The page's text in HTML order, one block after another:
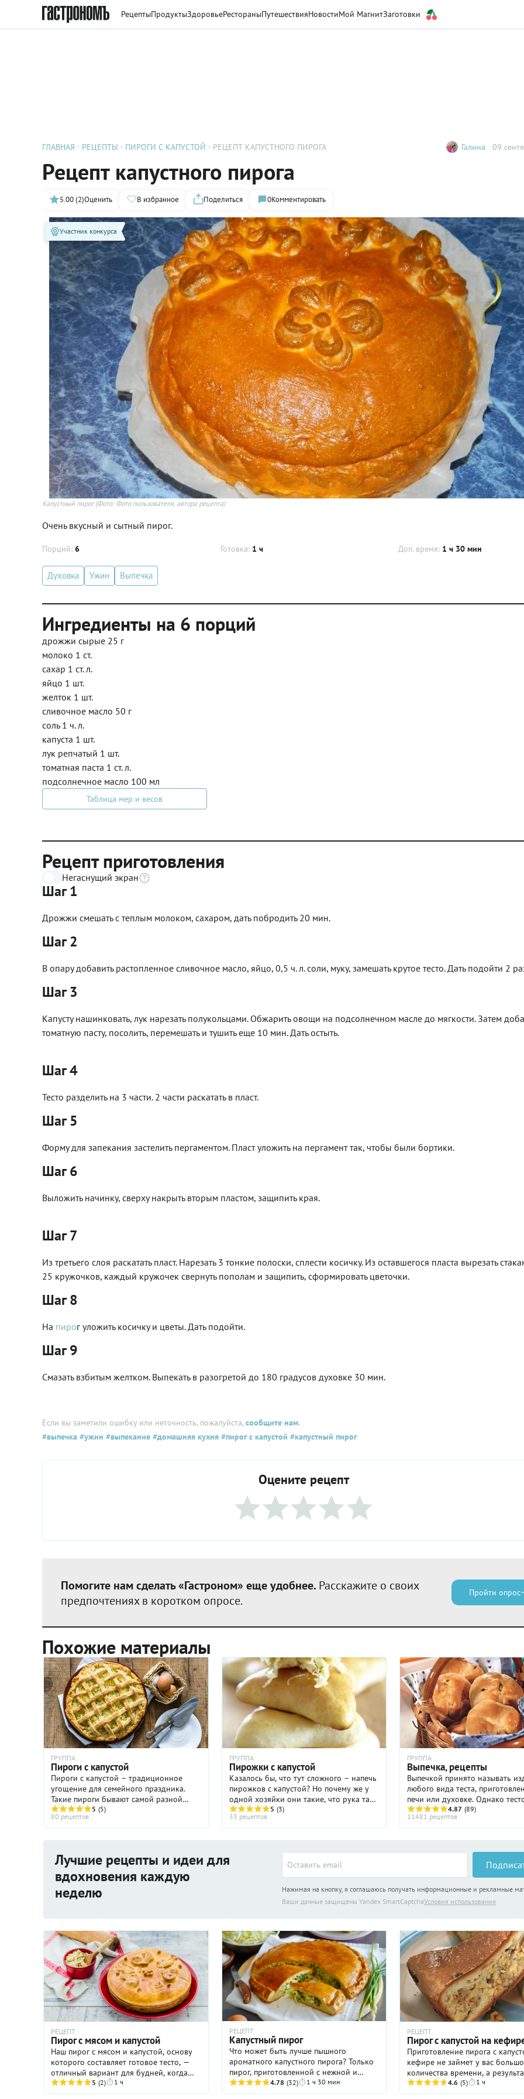
РецептыПродуктыЗдоровьеРестораныПутешествияНовостиМой МагнитЗаготовки
ГЛАВНАЯ РЕЦЕПТЫ ПИРОГИ С КАПУСТОЙ РЕЦЕПТ КАПУСТНОГО ПИРОГА Галина 09
Рецепт капустного пирога
5.00 (2)Оценить В избранное Поделиться 0Комментировать
Участник конкурса
Капустный пирог(Фото: Фото пользователя, автора рецепта)
Очень вкусный и сытный пирог.
Порций: 6 Готовка: 1 ч Доп. время: 1 ч 30 мин
Духовка Ужин Выпечка
Ингредиенты на 6 порций
дрожжи сырые 25 г
молоко 1 ст.
сахар 1 ст. л.
яйцо 1 шт.
желток 1 шт.
сливочное масло 50 г
соль 1 ч. л.
капуста 1 шт.
лук репчатый 1 шт.
томатная паста 1 ст. л.
подсолнечное масло 100 мл
Таблица мер и весов
Рецепт приготовления
Негаснущий экран
Шаг 1
Дрожжи смешать с теплым молоком, сахаром, дать побродить 20 мин.
Шаг 2
В опару добавить растопленное сливочное масло, яйцо, 0,5 ч. л. соли, муку, замешать крутое тесто. Дать подойти 2
Шаг 3
Капусту нашинковать, лук нарезать полукольцами. Обжарить овощи на подсолнечном масле до мягкости. Затем
томатную пасту, посолить, перемешать и тушить еще 10 мин. Дать остыть.
Шаг 4
Тесто разделить на 3 части. 2 части раскатать в пласт.
Шаг 5
Форму для запекания застелить пергаментом. Пласт уложить на пергамент так, чтобы были бортики.
Шаг 6
Выложить начинку, сверху накрыть вторым пластом, защипить края.
Шаг 7
Из третьего слоя раскатать пласт. Нарезать 3 тонкие полоски, сплести косичку. Из оставшегося пласта вырезать
25 кружочков, каждый кружочек свернуть пополам и защипить, сформировать цветочки.
Шаг 8
На пирог уложить косичку и цветы. Дать подойти.
Шаг 9
Смазать взбитым желтком. Выпекать в разогретой до 180 градусов духовке 30 мин.
Если вы заметили ошибку или неточность, пожалуйста,сообщите нам.
#выпечка #ужин #выпекание #домашняя кухня #пирог с капустой #капустный пирог
Оцените рецепт
Помогите нам сделать «Гастроном» еще удобнее. Расскажите о своих
предпочтениях в коротком опросе.
Пройти опрос
Похожие материалы
ГРУППА
Пироги с капустой
Пироги с капустой – традиционное
угощение для семейного праздника.
Такие пироги бывают самой разной
формы и «содержания»: можно испечь
привычный прямоугольный пирог со
слегка обжаренной белокочанной ...
5 (5)
80 рецептов
ГРУППА
Пирожки с капустой
Казалось бы, что тут сложного – напечь
пирожков с капустой? Но почему же у
одной хозяйки они такие, что рука так
и тянется за следующим, а у другой –
ну так, пирожки как пирожки? Все дело
в ...
5 (3)
33 рецептов
ГРУППА
Выпечка, рецепты
Выпечкой принято называть
любого вида теста,
печи или духовке. Однако
жареное на сковороде или в
масле, тоже часто называют
Всю выпечку можно ...
4.87 (89)
11481 рецептов
Лучшие рецепты и идеи для
вдохновения каждую
неделю
Нажимая на кнопку, я соглашаюсь получать информационные и рекламные
Ваши данные защищены Yandex SmartCaptchaУсловия использования
РЕЦЕПТ
Пирог с мясом и капустой
Наш пирог с мясом и капустой, основу
которого составляет готовое тесто, —
отличный вариант для будней, когда
хочется сытной выпечки, но нет
времени заниматься этим
5 (2) 1 ч
РЕЦЕПТ
Капустный пирог
Что может быть лучше пышного
ароматного капустного пирога? Только
пирог, приготовленной с нежной и
сочной молодой капустой! Его вкус
действительно очень отличается от
4.78 (32) 1 ч 30 мин
РЕЦЕПТ
Пирог с капустой на
Приготовление пирога с
кефире не займет у вас
количества времени, а
доставит удовольствие всем
домочадцам или гостям. Если
4.6 (5) 1 ч